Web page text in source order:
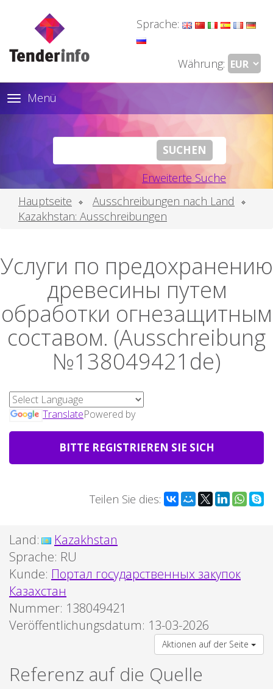
Sprache:
Währung:
Toggle
navigation
Menü
Erweiterte Suche
Hauptseite
Ausschreibungen nach Land
Kazakhstan: Ausschreibungen
Услуги по предохранению
древесины путем
обработки огнезащитным
составом. (Ausschreibung
№138049421de)
Powered by
Translate
BITTE REGISTRIEREN SIE SICH
Teilen Sie dies:
Land:
Kazakhstan
Sprache: RU
Kunde: Портал государственных закупок
Казахстан
Nummer: 138049421
Veröffentlichungsdatum: 13-03-2026
Aktionen auf der Seite
Referenz auf die Quelle